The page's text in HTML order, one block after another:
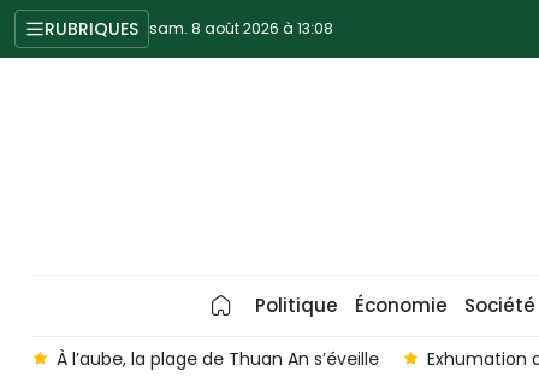
RUBRIQUES sam. 8 août 2026 à 13:08
Politique Économie Société
À l’aube, la plage de Thuan An s’éveille Exhumation